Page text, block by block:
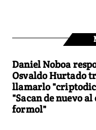
Daniel Noboa
Osvaldo Hurtado
llamarlo
"Sacan de nuevo
formol"